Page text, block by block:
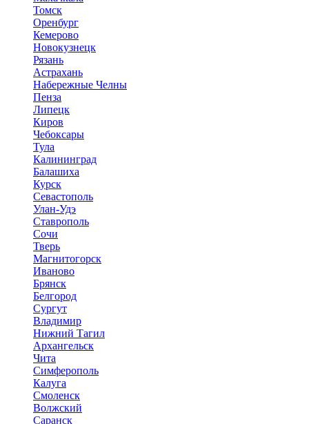
Томск
Оренбург
Кемерово
Новокузнецк
Рязань
Астрахань
Набережные Челны
Пенза
Липецк
Киров
Чебоксары
Тула
Калининград
Балашиха
Курск
Севастополь
Улан-Удэ
Ставрополь
Сочи
Тверь
Магнитогорск
Иваново
Брянск
Белгород
Сургут
Владимир
Нижний Тагил
Архангельск
Чита
Симферополь
Калуга
Смоленск
Волжский
Саранск